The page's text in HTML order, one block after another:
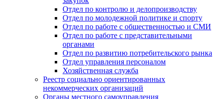
Отдел по контролю и делопроизводству
Отдел по молодежной политике и спорту
Отдел по работе с общественностью и СМИ
Отдел по работе с представительными
органами
Отдел по развитию потребительского рынка
Отдел управления персоналом
Хозяйственная служба
Реестр социально ориентированных
некоммерческих организаций
Органы местного самоуправления